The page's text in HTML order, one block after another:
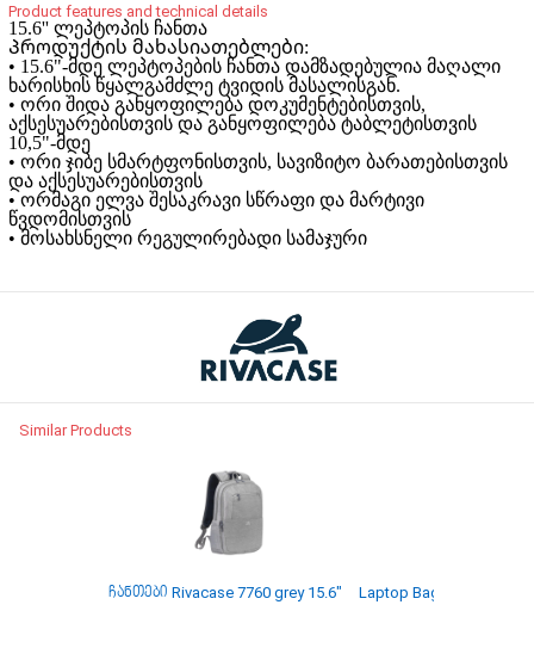
Product features and technical details
15.6'' ლეპტოპის ჩანთა
Პროდუქტის მახასიათებლები:
• 15.6"-მდე ლეპტოპების ჩანთა დამზადებულია მაღალი
ხარისხის წყალგამძლე ტვიდის მასალისგან.
• ორი შიდა განყოფილება დოკუმენტებისთვის,
აქსესუარებისთვის და განყოფილება ტაბლეტისთვის
10,5"-მდე
• ორი ჯიბე სმარტფონისთვის, სავიზიტო ბარათებისთვის
და აქსესუარებისთვის
• ორმაგი ელვა შესაკრავი სწრაფი და მარტივი
წვდომისთვის
• მოსახსნელი რეგულირებადი სამაჯური
Similar Products
ჩანთები Rivacase 7760 grey 15.6" Laptop Bag Rivacase